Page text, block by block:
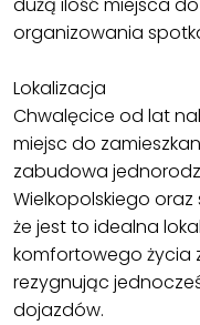
dużą ilość miejsca
organizowania
Lokalizacja
Chwalęcice od lat
miejsc do
zabudowa
Wielkopolskiego
że jest to idealna
komfortowego życia
rezygnując
dojazdów.